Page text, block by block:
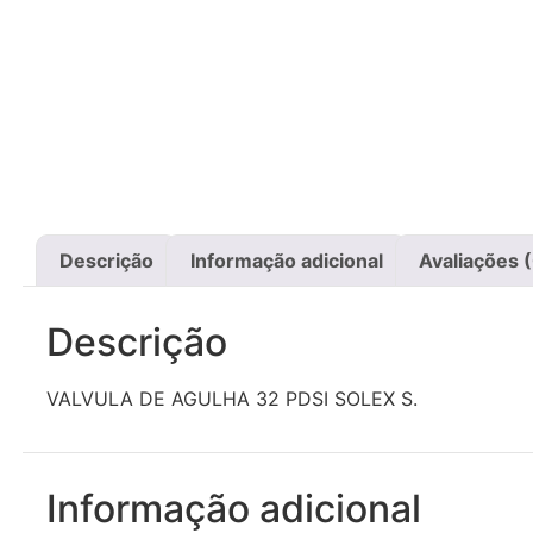
Descrição Informação adicional Avaliações
Descrição
VALVULA DE AGULHA 32 PDSI SOLEX S.
Informação adicional